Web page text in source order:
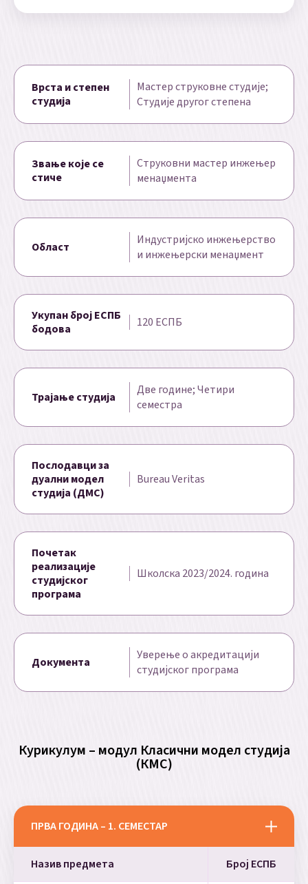
Врста и степен
студија
Мастер струковне студије;
Студије другог степена
Звање које се
стиче
Струковни мастер инжењер
менаџмента
Област
Индустријско инжењерство
и инжењерски менаџмент
Укупан број ЕСПБ
бодова
120 ЕСПБ
Трајање студија
Две године; Четири
семестра
Послодавци за
дуални модел
студија (ДМС)
Bureau Veritas
Почетак
реализације
студијског
програма
Школска 2023/2024. година
Документа
Уверење о акредитацији
студијског програма
Курикулум – модул Класични модел студија
(КМС)
ПРВА ГОДИНА – 1. СЕМЕСТАР
Назив предмета Број ЕСПБ